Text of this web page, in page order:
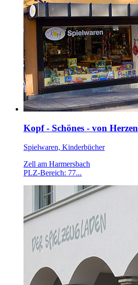
Kopf - Schönes - von Herzen
Spielwaren, Kinderbücher
Zell am Harmersbach
PLZ-Bereich: 77...